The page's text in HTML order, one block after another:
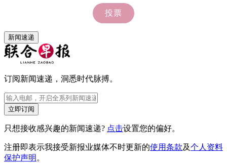
新闻速递
订阅新闻速递，洞悉时代脉搏。
立即订阅
只想接收感兴趣的新闻速递? 点击设置您的偏好。
注册即表示我接受新报业媒体不时更新的使用条款及个人资料
保护声明 。